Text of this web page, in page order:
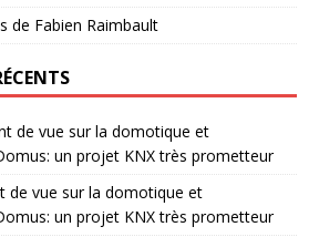
de Fabien Raimbault
de vue sur la domotique et
un projet KNX très prometteur
de vue sur la domotique et
un projet KNX très prometteur